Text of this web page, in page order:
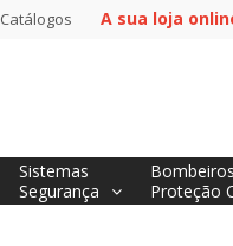
Catálogos A sua loja
Sistemas
Segurança
Bombeiros
Proteção